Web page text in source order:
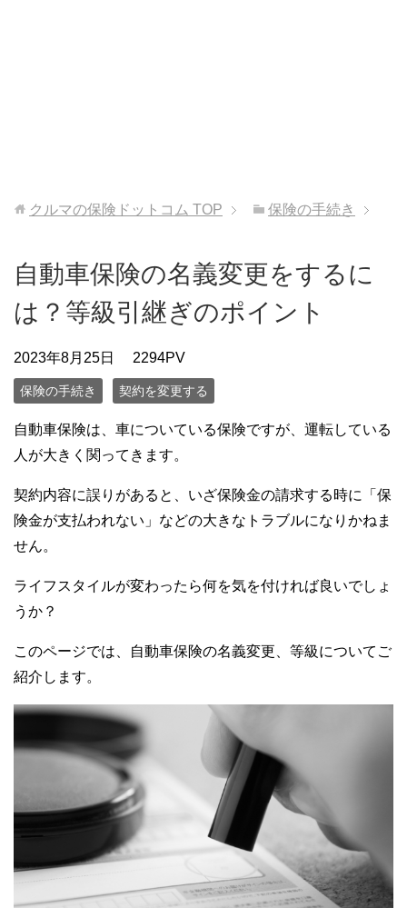
クルマの保険ドットコム TOP 保険の手続き
自動車保険の名義変更をするに
は？等級引継ぎのポイント
2023年8月25日 2294PV
保険の手続き 契約を変更する
自動車保険は、車についている保険ですが、運転している
人が大きく関ってきます。
契約内容に誤りがあると、いざ保険金の請求する時に「保
険金が支払われない」などの大きなトラブルになりかねま
せん。
ライフスタイルが変わったら何を気を付ければ良いでしょ
うか？
このページでは、自動車保険の名義変更、等級についてご
紹介します。